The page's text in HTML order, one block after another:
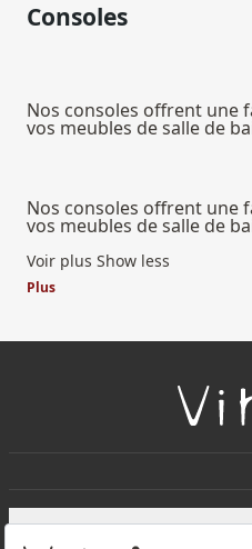
Consoles
Nos consoles offrent une
vos meubles de salle de
Nos consoles offrent une
vos meubles de salle de
Voir plus Show less
Plus